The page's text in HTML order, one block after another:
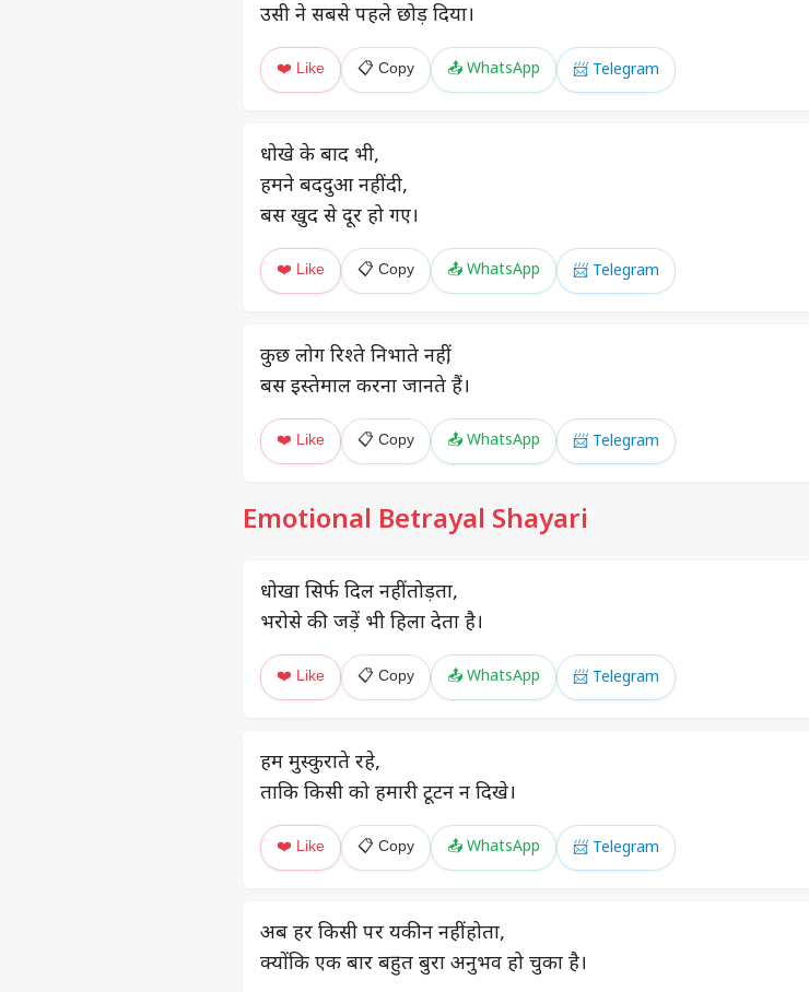
उसी ने सबसे पहले छोड़ दिया।
❤️ Like 📋 Copy 📤 WhatsApp 📨 Telegram
धोखे के बाद भी,
हमने बददुआ नहीं दी,
बस खुद से दूर हो गए।
❤️ Like 📋 Copy 📤 WhatsApp 📨 Telegram
कुछ लोग रिश्ते निभाते नहीं,
बस इस्तेमाल करना जानते हैं।
❤️ Like 📋 Copy 📤 WhatsApp 📨 Telegram
Emotional Betrayal Shayari
धोखा सिर्फ दिल नहीं तोड़ता,
भरोसे की जड़ें भी हिला देता है।
❤️ Like 📋 Copy 📤 WhatsApp 📨 Telegram
हम मुस्कुराते रहे,
ताकि किसी को हमारी टूटन न दिखे।
❤️ Like 📋 Copy 📤 WhatsApp 📨 Telegram
अब हर किसी पर यकीन नहीं होता,
क्योंकि एक बार बहुत बुरा अनुभव हो चुका है।